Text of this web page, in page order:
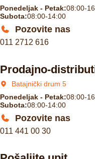
Ponedeljak - Petak:08:00-
Subota:08:00-14:00
Pozovite nas
011 2712 616
Prodajno-
Batajnički drum 5
Ponedeljak - Petak:08:00-
Subota:08:00-14:00
Pozovite nas
011 441 00 30